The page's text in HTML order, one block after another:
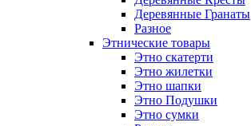
Деревянные Гранаты
Разное
Этнические товары
Этно скатерти
Этно жилетки
Этно шапки
Этно Подушки
Этно сумки